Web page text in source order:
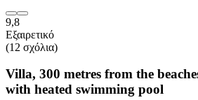
9,8
Εξαιρετικό
(12 σχόλια)
Villa, 300 metres from the
with heated swimming pool